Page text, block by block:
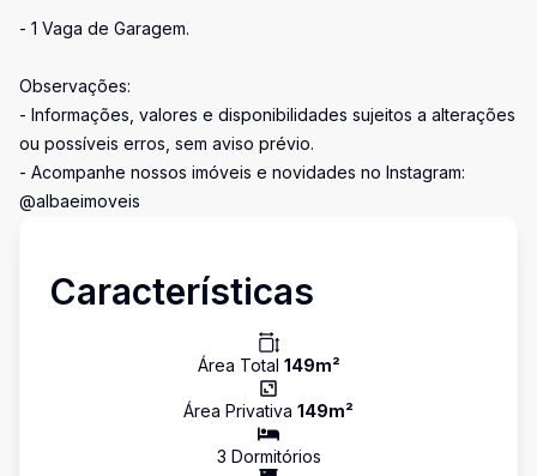
- 1 Vaga de Garagem.
Observações:
- Informações, valores e disponibilidades sujeitos a alterações
ou possíveis erros, sem aviso prévio.
- Acompanhe nossos imóveis e novidades no Instagram:
@albaeimoveis
Características
Área Total 149m²
Área Privativa 149m²
3 Dormitórios